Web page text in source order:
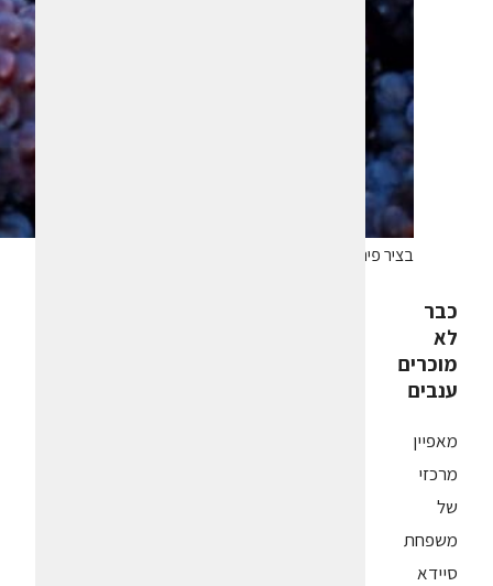
בציר פינו גריז'יו ליקב לוריא. צילום גידי סיידא
כבר
לא
מוכרים
ענבים
מאפיין
מרכזי
של
משפחת
סיידא